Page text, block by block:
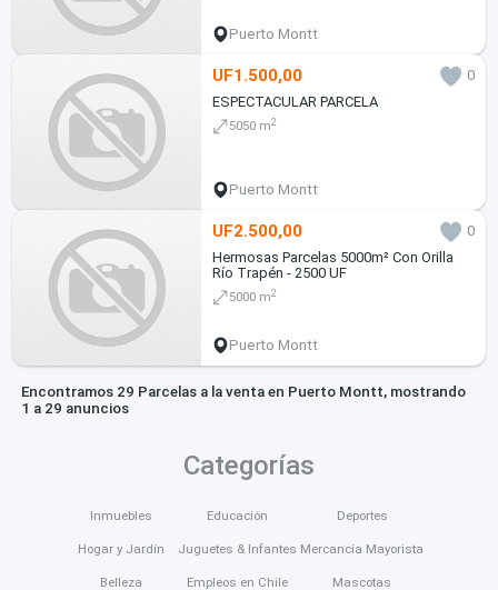
Puerto Montt
UF1.500,00
0
ESPECTACULAR PARCELA
5050 m2
Puerto Montt
UF2.500,00
0
Hermosas Parcelas 5000m² Con Orilla
Río Trapén - 2500 UF
5000 m2
Puerto Montt
Encontramos 29 Parcelas a la venta en Puerto Montt, mostrando
1 a 29 anuncios
Categorías
Inmuebles
Hogar y Jardín
Belleza
Educación
Juguetes & Infantes
Empleos en Chile
Deportes
Mercancía Mayorista
Mascotas